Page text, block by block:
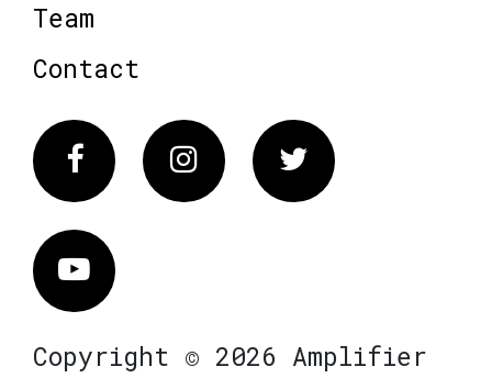
Team
Contact
FacebookInstagram Twitter
Vimeo
Copyright © 2026 Amplifier